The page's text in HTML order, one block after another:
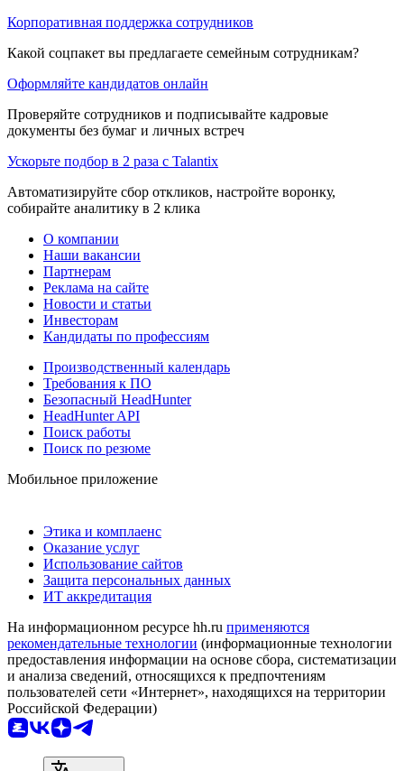
Корпоративная поддержка сотрудников
Какой соцпакет вы предлагаете семейным сотрудникам?
Оформляйте кандидатов онлайн
Проверяйте сотрудников и подписывайте кадровые
документы без бумаг и личных встреч
Ускорьте подбор в 2 раза с Talantix
Автоматизируйте сбор откликов, настройте воронку,
собирайте аналитику в 2 клика
О компании
Наши вакансии
Партнерам
Реклама на сайте
Новости и статьи
Инвесторам
Кандидаты по профессиям
Производственный календарь
Требования к ПО
Безопасный HeadHunter
HeadHunter API
Поиск работы
Поиск по резюме
Мобильное приложение
Этика и комплаенс
Оказание услуг
Использование сайтов
Защита персональных данных
ИТ аккредитация
На информационном ресурсе hh.ru применяются
рекомендательные технологии (информационные технологии
предоставления информации на основе сбора, систематизации
и анализа сведений, относящихся к предпочтениям
пользователей сети «Интернет», находящихся на территории
Российской Федерации)